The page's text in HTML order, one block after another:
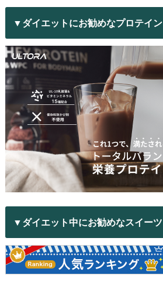
▼ダイエットにお勧めなプロテイン
▼ダイエット中にお勧めなスイーツ